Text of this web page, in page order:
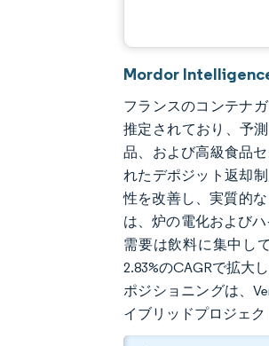
Mordor
フランスのコンテナ
推定されており、予
品、および高級食品
れたデポジット返却
性を改善し、実質的
は、炉の電化および
需要は飲料に集中し
2.83%のCAGRで拡大
ポジショニングは、
イブリッドプロジェ